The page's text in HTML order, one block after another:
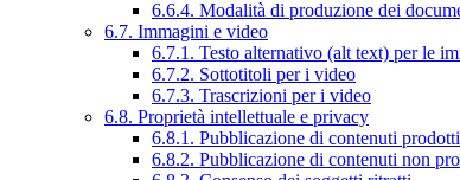
6.6.4. Modalità di produzione dei
6.7. Immagini e video
6.7.1. Testo alternativo (alt text) per le
6.7.2. Sottotitoli per i video
6.7.3. Trascrizioni per i video
6.8. Proprietà intellettuale e privacy
6.8.1. Pubblicazione di contenuti
6.8.2. Pubblicazione di contenuti non